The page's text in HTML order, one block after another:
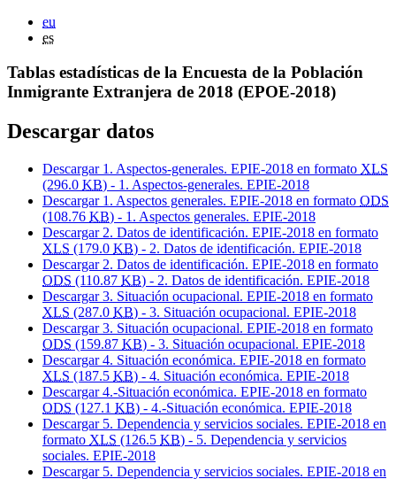
eu
es
Tablas estadísticas de la Encuesta de la Población
Inmigrante Extranjera de 2018 (EPOE-2018)
Descargar datos
Descargar 1. Aspectos-generales. EPIE-2018 en formato XLS
(296.0 KB) - 1. Aspectos-generales. EPIE-2018
Descargar 1. Aspectos generales. EPIE-2018 en formato ODS
(108.76 KB) - 1. Aspectos generales. EPIE-2018
Descargar 2. Datos de identificación. EPIE-2018 en formato
XLS (179.0 KB) - 2. Datos de identificación. EPIE-2018
Descargar 2. Datos de identificación. EPIE-2018 en formato
ODS (110.87 KB) - 2. Datos de identificación. EPIE-2018
Descargar 3. Situación ocupacional. EPIE-2018 en formato
XLS (287.0 KB) - 3. Situación ocupacional. EPIE-2018
Descargar 3. Situación ocupacional. EPIE-2018 en formato
ODS (159.87 KB) - 3. Situación ocupacional. EPIE-2018
Descargar 4. Situación económica. EPIE-2018 en formato
XLS (187.5 KB) - 4. Situación económica. EPIE-2018
Descargar 4.-Situación económica. EPIE-2018 en formato
ODS (127.1 KB) - 4.-Situación económica. EPIE-2018
Descargar 5. Dependencia y servicios sociales. EPIE-2018 en
formato XLS (126.5 KB) - 5. Dependencia y servicios
sociales. EPIE-2018
Descargar 5. Dependencia y servicios sociales. EPIE-2018 en